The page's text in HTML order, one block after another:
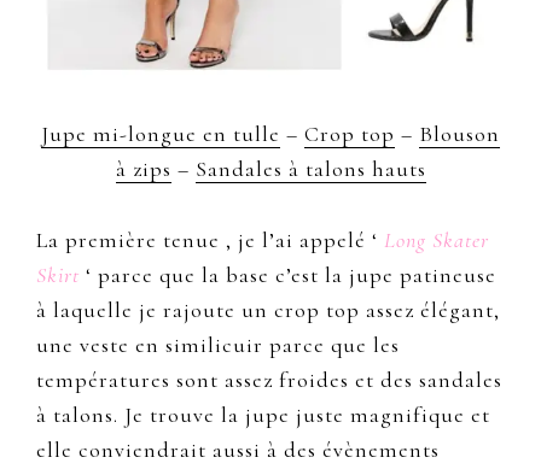
Jupe mi-longue en tulle – Crop top – Blouson
à zips – Sandales à talons hauts
La première tenue , je l’ai appelé ‘ Long Skater
Skirt ‘ parce que la base c’est la jupe patineuse
à laquelle je rajoute un crop top assez élégant,
une veste en similicuir parce que les
températures sont assez froides et des sandales
à talons. Je trouve la jupe juste magnifique et
elle conviendrait aussi à des évènements